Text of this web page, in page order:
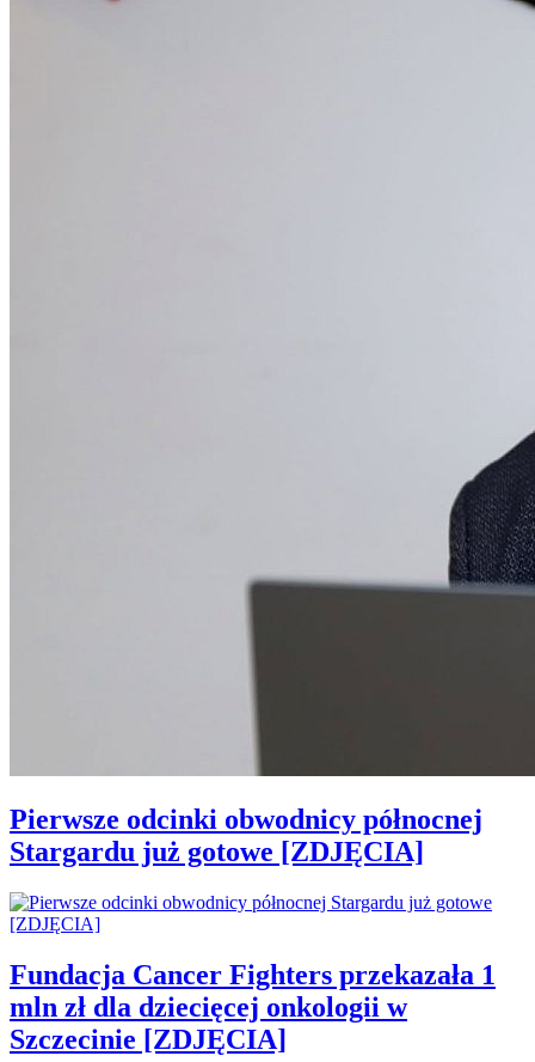
Pierwsze odcinki obwodnicy północnej
Stargardu już gotowe [ZDJĘCIA]
Fundacja Cancer Fighters przekazała 1
mln zł dla dziecięcej onkologii w
Szczecinie [ZDJĘCIA]